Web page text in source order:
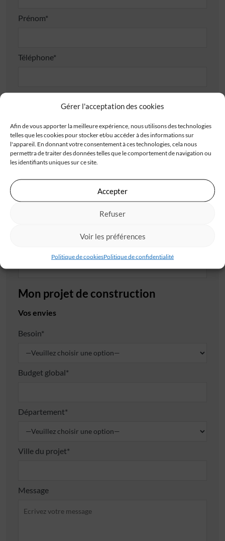
Gérer l'acceptation des cookies
Afin de vous apporter la meilleure expérience, nous utilisons des technologies
telles que les cookies pour stocker et/ou accéder à des informations sur
l'appareil. En donnant votre consentement à ces technologies, cela nous
permettra de traiter des données telles que le comportement de navigation ou
les identifiants uniques sur ce site.
Accepter
Refuser
Voir les préférences
Politique de cookiesPolitique de confidentialité
Prénom*
Téléphone*
E-mail*
Adresse
Mon projet de construction
Vos envies
Besoin*
Budget global*
Département*
Ville du projet*
Message